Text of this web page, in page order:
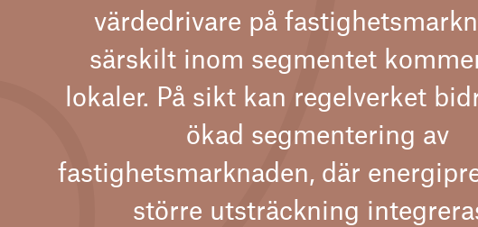
värdedrivare på
särskilt inom segmentet
lokaler. På sikt kan regelverket
ökad segmentering av
fastighetsmarknaden, där
större utsträckning